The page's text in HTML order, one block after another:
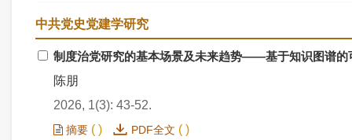
中共党史党建学研究
制度治党研究的基本场景及未来趋势——基于知识图谱的
陈朋
2026, 1(3): 43-52.
摘要 ( ) PDF全文 ( )